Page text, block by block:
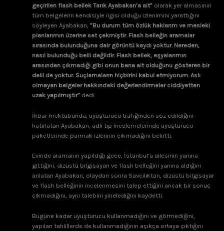
geçirilen flash bellek Tarık Ayabakan’a ait” olarak yer almasının
tüm belgelerin kendisiyle ilgisi olduğu izlenimini yarattığını
söyleyen Ayabakan, ”Bu durum tüm özlük haklarım ve mesleki
planlarımın üzerine set çekmiştir. Flash belleğin aramalar
sırasında bulunduğuna dair görüntü kaydı yoktur. Nereden,
nasıl bulunduğu belli değildir. Flash bellek, eşyalarımın
arasından çıkmadığı gibi onun bana ait olduğunu gösteren bir
delil de yoktur. Suçlamaların hiçbirini kabul etmiyorum. Aslı
olmayan belgeler hakkındaki değerlendirmeler ciddiyetten
uzak yapılmıştır” dedi.
İhbar mektubunda, uyuşturucu trafiğinden söz edildiğini
hatırlatan Ayabakan, adli tıp incelemelerinde uyuşturucu
paketlerinde parmak izlerinin çıkmadığını belirtti.
Evinde aramanın yapıldığı gece, İstanbul’a ailesinin yanına
gittiğini, dizüstü bilgisayarı ve flash belleğini yanına aldığını
anlatan Ayabakan, olaydan sonra Savcılıktan, dizüstü bilgisayar
ve flash belleğinin incelenmesini talep ettiğini ancak bir sonuç
çıkmadığını, aynı talebini yinelediğini kaydetti.
Bugüne kadar uyuşturucu kullanmadığını ve görmediğini,
yapılan tahlillerde de kullanmadığının açıkça ortaya çıktığını